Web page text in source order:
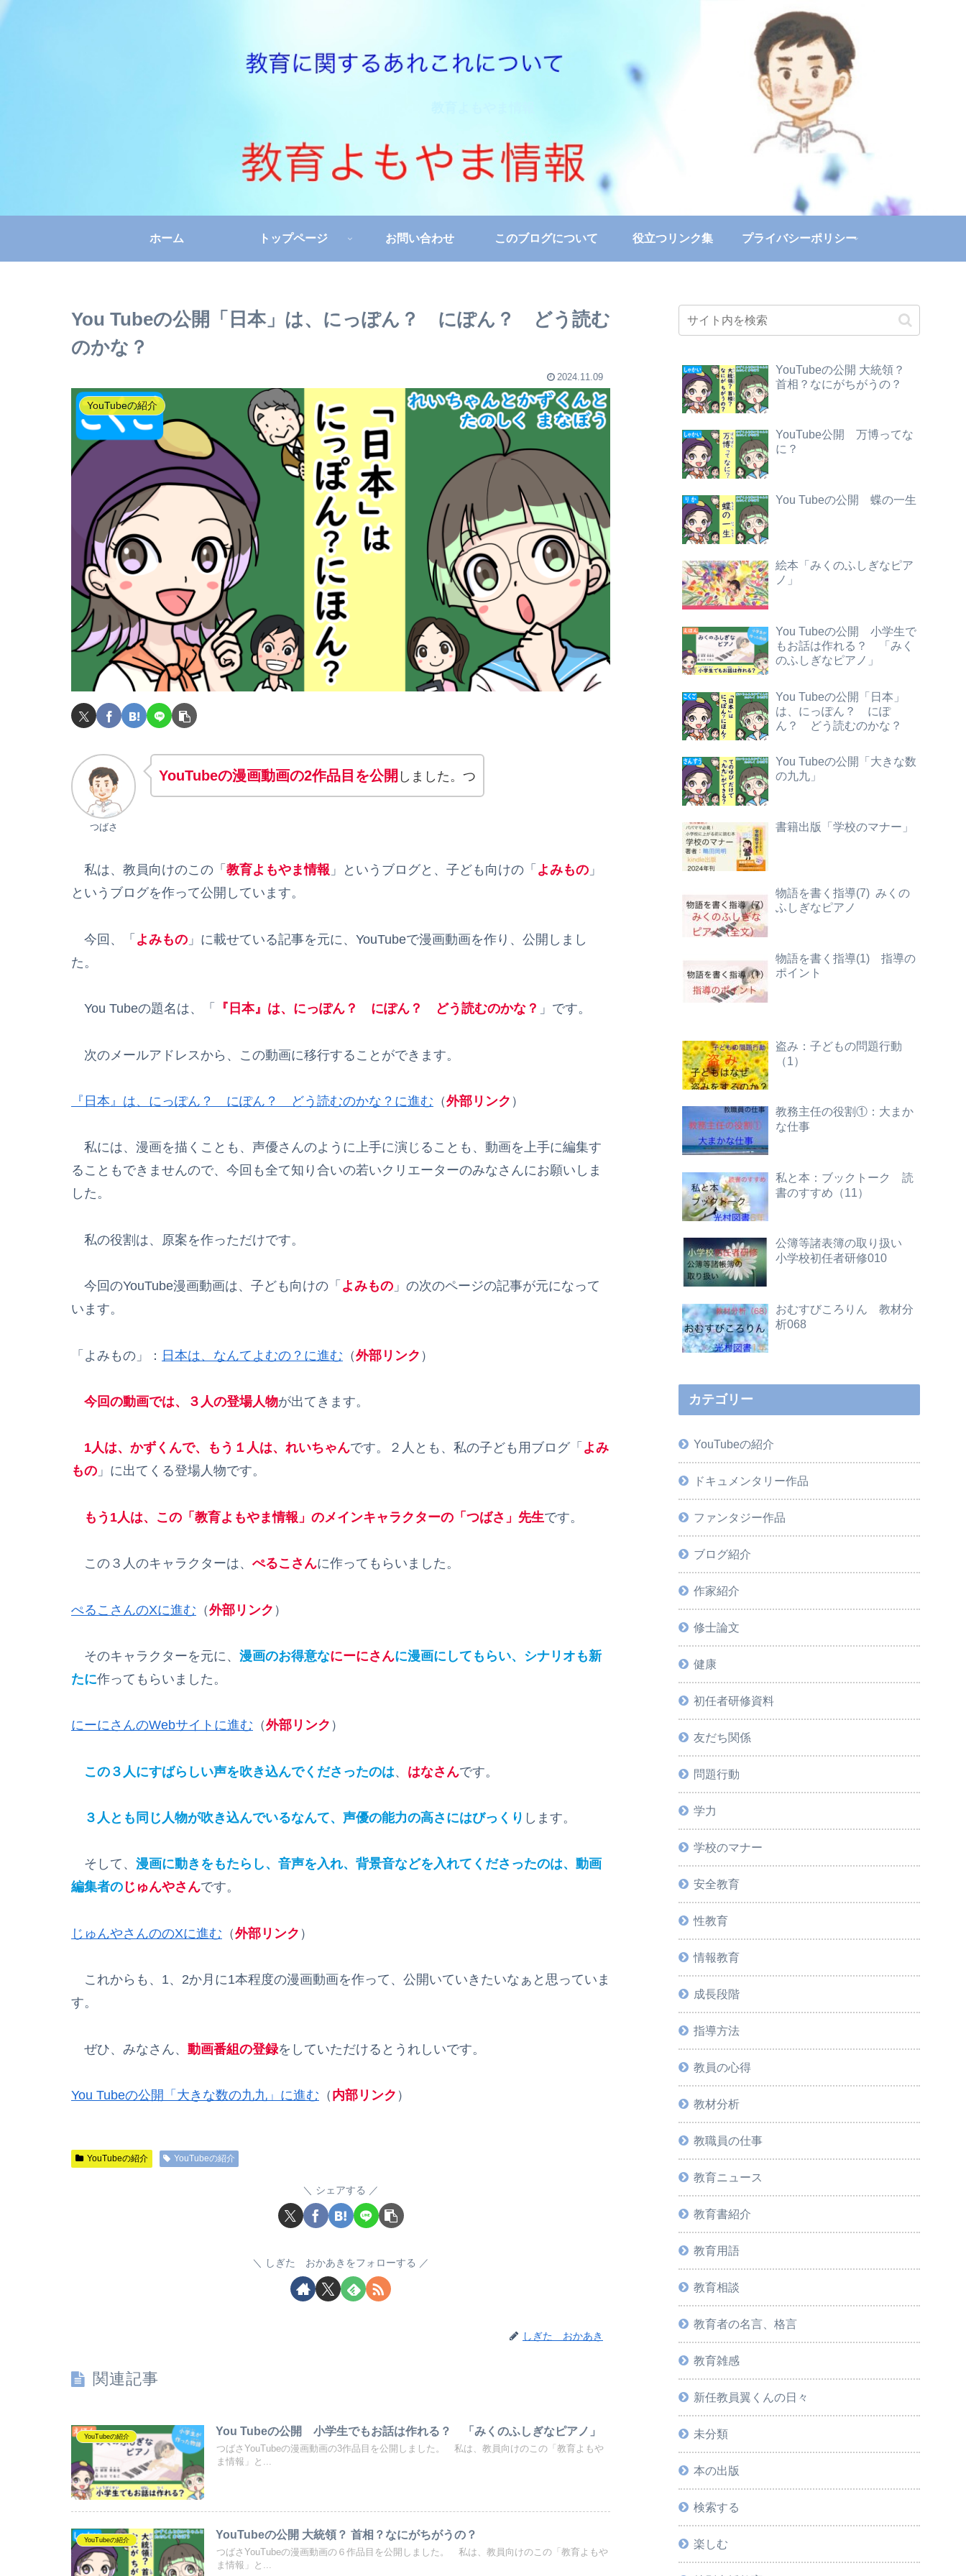
ホーム トップページ お問い合わせ このブログについて 役立つリンク集 プライバシーポリシー
You Tubeの公開「日本」は、にっぽん？ にぽん？ どう読む
のかな？
2024.11.09
YouTubeの紹介
つばさ
YouTubeの漫画動画の2作品目を公開 しました。つ
私は、教員向けのこの「 教育よもやま情報 」というブログと、子ども向けの「 よみもの 」
というブログを作って公開しています。
今回、「 よみもの 」に載せている記事を元に、YouTubeで漫画動画を作り、公開しまし
た。
You Tubeの題名は、「 『日本』は、にっぽん？ にぽん？ どう読むのかな？ 」です。
次のメールアドレスから、この動画に移行することができます。
『日本』は、にっぽん？ にぽん？ どう読むのかな？に進む （外部リンク ）
私には、漫画を描くことも、声優さんのように上手に演じることも、動画を上手に編集す
ることもできませんので、今回も全て知り合いの若いクリエーターのみなさんにお願いしま
した。
私の役割は、原案を作っただけです。
今回のYouTube漫画動画は、子ども向けの「 よみもの 」の次のページの記事が元になって
います。
「よみもの」： 日本は、なんてよむの？に進む （外部リンク ）
今回の動画では、３人の登場人物が出てきます。
1人は、かずくんで、もう１人は、れいちゃんです。２人とも、私の子ども用ブログ「 よみ
もの 」に出てくる登場人物です。
もう1人は、この「教育よもやま情報」のメインキャラクターの「つばさ」先生です。
この３人のキャラクターは、 ぺるこさんに作ってもらいました。
ぺるこさんのXに進む （外部リンク ）
そのキャラクターを元に、 漫画のお得意なにーにさんに漫画にしてもらい、シナリオも新
たに作ってもらいました。
にーにさんのWebサイトに進む （外部リンク ）
この３人にすばらしい声を吹き込んでくださったのは、 はなさんです。
３人とも同じ人物が吹き込んでいるなんて、声優の能力の高さにはびっくり します。
そして、 漫画に動きをもたらし、音声を入れ、背景音などを入れてくださったのは、動画
編集者の じゅんやさんです。
じゅんやさんののXに進む （外部リンク ）
これからも、1、2か月に1本程度の漫画動画を作って、公開いていきたいなぁと思っていま
す。
ぜひ、みなさん、 動画番組の登録をしていただけるとうれしいです。
You Tubeの公開「大きな数の九九」に進む （ 内部リンク ）
YouTubeの紹介 YouTubeの紹介
シェアする
しぎた おかあきをフォローする
しぎた おかあき
関連記事
YouTubeの紹介 You Tubeの公開 小学生でもお話は作れる？ 「みくのふしぎなピアノ」
つばさYouTubeの漫画動画の3作品目を公開しました。 私は、教員向けのこの「教育よもや
ま情報」と...
YouTubeの紹介 YouTubeの公開 大統領？ 首相？なにがちがうの？
つばさYouTubeの漫画動画の６作品目を公開しました。 私は、教員向けのこの「教育よもや
ま情報」と...
YouTubeの公開 大統領？
首相？なにがちがうの？
YouTube公開 万博ってな
に？
You Tubeの公開 蝶の一生
絵本「みくのふしぎなピア
ノ」
You Tubeの公開 小学生で
もお話は作れる？ 「みく
のふしぎなピアノ」
You Tubeの公開「日本」
は、にっぽん？ にぽ
ん？ どう読むのかな？
You Tubeの公開「大きな数
の九九」
書籍出版「学校のマナー」
物語を書く指導(7) みくの
ふしぎなピアノ
物語を書く指導(1) 指導の
ポイント
盗み：子どもの問題行動
（1）
教務主任の役割①：大まか
な仕事
私と本：ブックトーク 読
書のすすめ（11）
公簿等諸表簿の取り扱い
小学校初任者研修010
おむすびころりん 教材分
析068
カテゴリー
YouTubeの紹介
ドキュメンタリー作品
ファンタジー作品
ブログ紹介
作家紹介
修士論文
健康
初任者研修資料
友だち関係
問題行動
学力
学校のマナー
安全教育
性教育
情報教育
成長段階
指導方法
教員の心得
教材分析
教職員の仕事
教育ニュース
教育書紹介
教育用語
教育相談
教育者の名言、格言
教育雑感
新任教員翼くんの日々
未分類
本の出版
検索する
楽しむ